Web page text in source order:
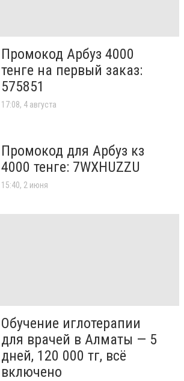
Промокод Арбуз 4000
тенге на первый заказ:
575851
17:08, 4 августа
Промокод для Арбуз кз
4000 тенге: 7WXHUZZU
15:40, 2 июня
Обучение иглотерапии
для врачей в Алматы — 5
дней, 120 000 тг, всё
включено